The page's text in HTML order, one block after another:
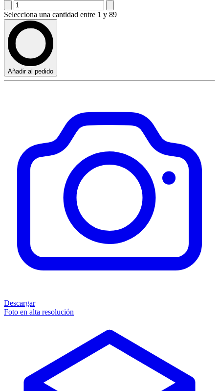
Selecciona una cantidad entre 1 y 89
Añadir al pedido
Descargar
Foto en alta resolución